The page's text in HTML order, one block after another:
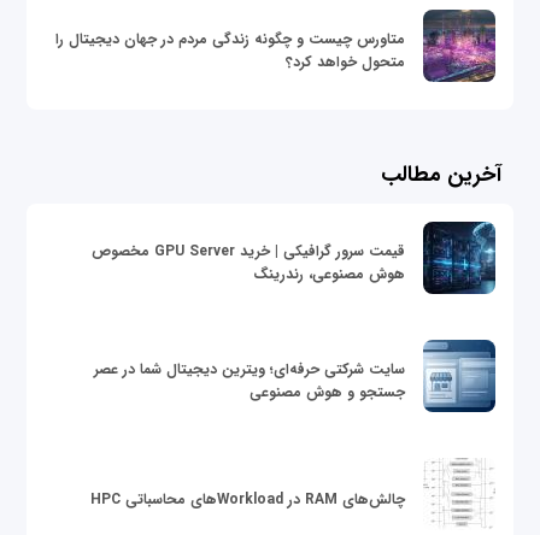
متاورس چیست و چگونه زندگی مردم در جهان دیجیتال را
متحول خواهد کرد؟
آخرین مطالب
قیمت سرور گرافیکی | خرید GPU Server مخصوص
هوش مصنوعی، رندرینگ
سایت شرکتی حرفه‌ای؛ ویترین دیجیتال شما در عصر
جستجو و هوش مصنوعی
چالش‌های RAM در Workloadهای محاسباتی HPC